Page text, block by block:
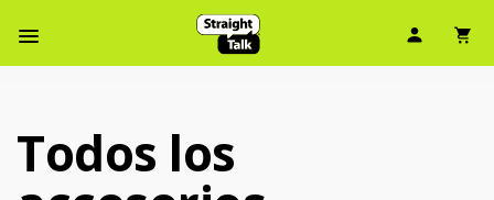
Menú de barra de navegación
Ícono
Todos los accesorios (82 accessory )
Todos los